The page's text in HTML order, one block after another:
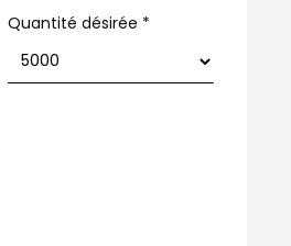
Quantité désirée *